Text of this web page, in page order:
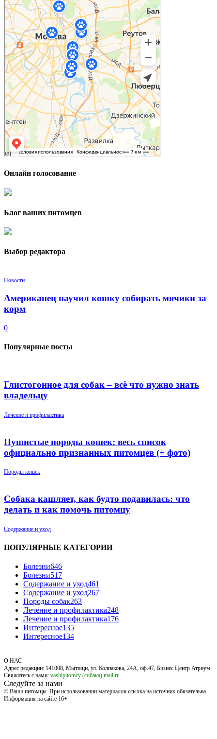
Онлайн голосование
Блог ваших питомцев
Выбор редактора
Новости
Американец научил кошку собирать мячики за
корм
0
Популярные посты
Глистогонное для собак – всё что нужно знать
владельцу
Лечение и профилактика
Пушистые породы кошек: весь список
официально признанных питомцев (+ фото)
Породы кошек
Собака кашляет, как будто подавилась: что
делать и как помочь питомцу
Содержание и уход
ПОПУЛЯРНЫЕ КАТЕГОРИИ
Болезни646
Болезни517
Содержание и уход461
Содержание и уход267
Породы собак263
Лечение и профилактика248
Лечение и профилактика176
Интересное135
Интересное134
О НАС
Адрес редакции: 141008, Мытищи, ул. Колпакова, 24А, оф.47, Бизнес Центр Атриум.
Свяжитесь с нами: vashipitomcy (собака) mail.ru
Следуйте за нами
© Ваши питомцы. При использовании материалов ссылка на источник обязательна.
Информация на сайте 16+